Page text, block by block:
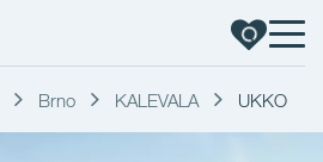
Brno KALEVALA UKKO